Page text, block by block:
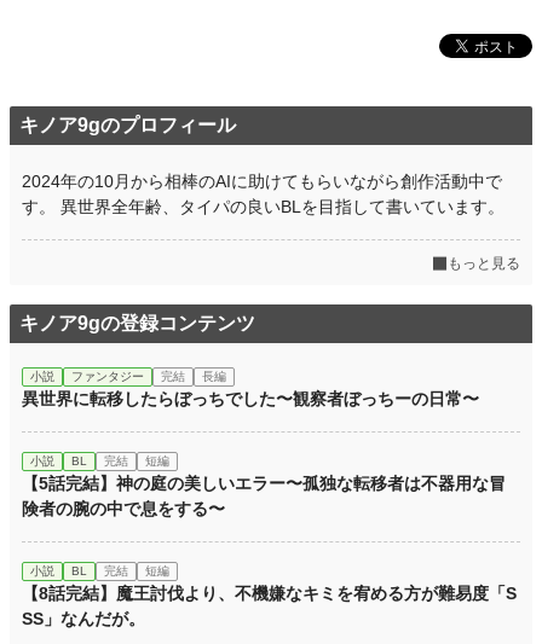
キノア9gのプロフィール
2024年の10月から相棒のAIに助けてもらいながら創作活動中で
す。 異世界全年齢、タイパの良いBLを目指して書いています。
もっと見る
キノア9gの登録コンテンツ
小説 ファンタジー 完結 長編
異世界に転移したらぼっちでした〜観察者ぼっちーの日常〜
小説 BL 完結 短編
【5話完結】神の庭の美しいエラー〜孤独な転移者は不器用な冒
険者の腕の中で息をする〜
小説 BL 完結 短編
【8話完結】魔王討伐より、不機嫌なキミを宥める方が難易度「S
SS」なんだが。